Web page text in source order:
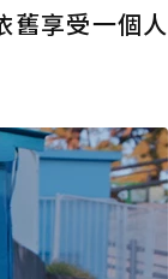
舊享受一個人